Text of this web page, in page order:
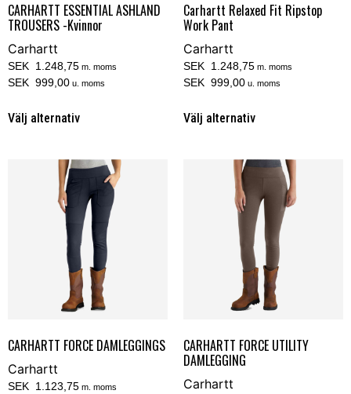
CARHARTT ESSENTIAL ASHLAND
TROUSERS -Kvinnor
Carhartt
SEK 1.248,75 m. moms
SEK 999,00 u. moms
Välj alternativ
Carhartt Relaxed Fit Ripstop
Work Pant
Carhartt
SEK 1.248,75 m. moms
SEK 999,00 u. moms
Välj alternativ
CARHARTT FORCE DAMLEGGINGS
Carhartt
SEK 1.123,75 m. moms
CARHARTT FORCE UTILITY
DAMLEGGING
Carhartt